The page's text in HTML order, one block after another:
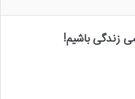
زندگی باشیم!